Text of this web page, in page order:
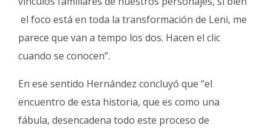
el foco está en toda la transformación de Leni, me
parece que van a tempo los dos. Hacen el clic
cuando se conocen”.
En ese sentido Hernández concluyó que “el
encuentro de esta historia, que es como una
fábula, desencadena todo este proceso de